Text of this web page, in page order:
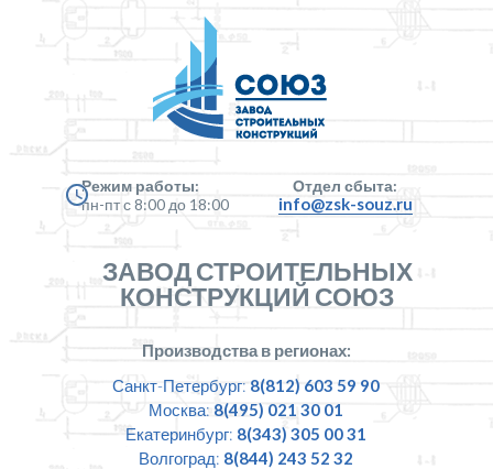
Режим работы:
пн-пт с 8:00 до 18:00
Отдел сбыта:
info@zsk-souz.ru
ЗАВОД СТРОИТЕЛЬНЫХ
КОНСТРУКЦИЙ СОЮЗ
Производства в регионах:
Санкт-Петербург: 8(812) 603 59 90
Москва: 8(495) 021 30 01
Екатеринбург: 8(343) 305 00 31
Волгоград: 8(844) 243 52 32